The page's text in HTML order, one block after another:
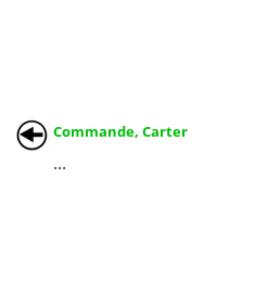
Commande, Carter
...